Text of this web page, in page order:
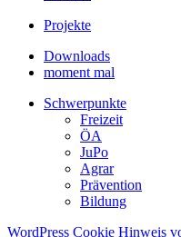
Projekte
Downloads
moment mal
Schwerpunkte
Freizeit
ÖA
JuPo
Agrar
Prävention
Bildung
WordPress Cookie Hinweis